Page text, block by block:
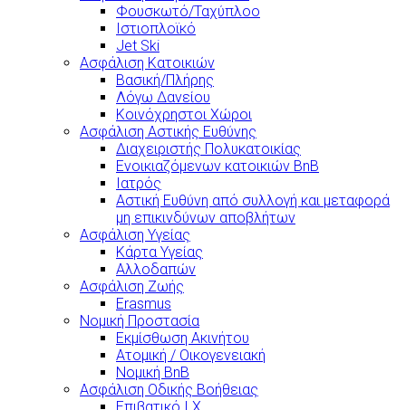
Φουσκωτό/Ταχύπλοο
Ιστιοπλοϊκό
Jet Ski
Ασφάλιση Κατοικιών
Βασική/Πλήρης
Λόγω Δανείου
Κοινόχρηστοι Χώροι
Ασφάλιση Αστικής Ευθύνης
Διαχειριστής Πολυκατοικίας
Ενοικιαζόμενων κατοικιών BnB
Ιατρός
Αστική Ευθύνη από συλλογή και μεταφορά
μη επικινδύνων αποβλήτων
Ασφάλιση Υγείας
Κάρτα Υγείας
Αλλοδαπών
Ασφάλιση Ζωής
Erasmus
Νομική Προστασία
Εκμίσθωση Ακινήτου
Ατομική / Οικογενειακή
Νομική BnB
Ασφάλιση Οδικής Βοήθειας